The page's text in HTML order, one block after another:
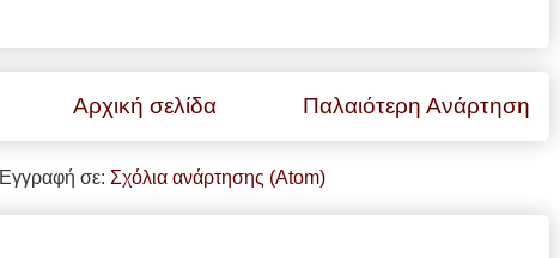
Παλαιότερη Ανάρτηση
Αρχική σελίδα
Εγγραφή σε: Σχόλια ανάρτησης (Atom)